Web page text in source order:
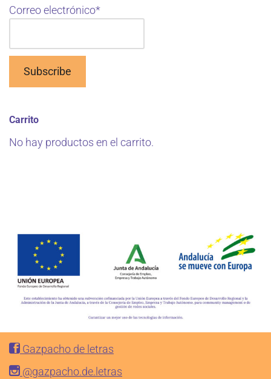
Correo electrónico*
Carrito
No hay productos en el carrito.
Gazpacho de letras
@gazpacho.de.letras